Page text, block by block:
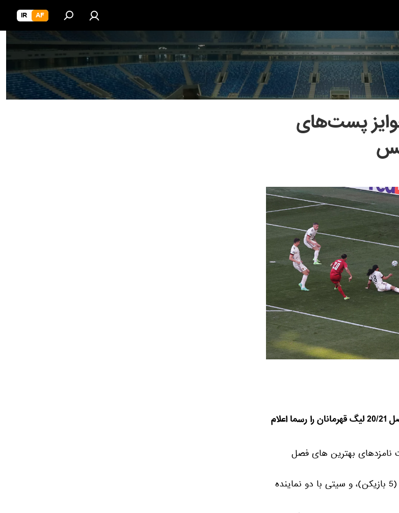
AF
IR
پست‌های
یوفا فهرست نامزدان پست‌های مختلف فوتبال فصل 20/21 لیگ قهرمانان را رسما اعلام
نامزدهای بهترین های فصل
در این فهرست، چلسی بیشترین نماینده را دارد. (5 بازیکن)، و سیتی با دو نماینده